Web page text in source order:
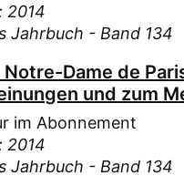
2014
Jahrbuch - Band 134
Dame de
und zum
im Abonnement
2014
Jahrbuch - Band 134